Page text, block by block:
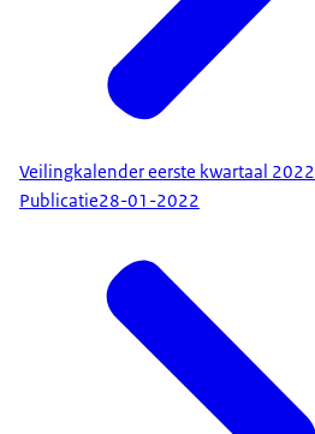
Veilingkalender eerste kwartaal 2022
Publicatie28-01-2022